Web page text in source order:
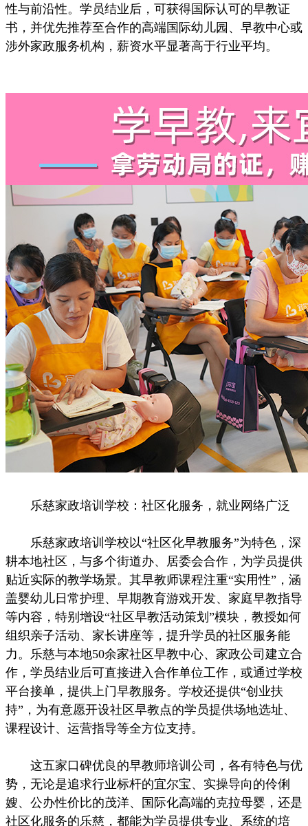
性与前沿性。学员结业后，可获得国际认可的早教证
书，并优先推荐至合作的高端国际幼儿园、早教中心或
涉外家政服务机构，薪资水平显著高于行业平均。
乐慈家政培训学校：社区化服务，就业网络广泛
乐慈家政培训学校以“社区化早教服务”为特色，深
耕本地社区，与多个街道办、居委会合作，为学员提供
贴近实际的教学场景。其早教师课程注重“实用性”，涵
盖婴幼儿日常护理、早期教育游戏开发、家庭早教指导
等内容，特别增设“社区早教活动策划”模块，教授如何
组织亲子活动、家长讲座等，提升学员的社区服务能
力。乐慈与本地50余家社区早教中心、家政公司建立合
作，学员结业后可直接进入合作单位工作，或通过学校
平台接单，提供上门早教服务。学校还提供“创业扶
持”，为有意愿开设社区早教点的学员提供场地选址、
课程设计、运营指导等全方位支持。
这五家口碑优良的早教师培训公司，各有特色与优
势，无论是追求行业标杆的宜尔宝、实操导向的伶俐
嫂、公办性价比的茂洋、国际化高端的克拉母婴，还是
社区化服务的乐慈，都能为学员提供专业、系统的培